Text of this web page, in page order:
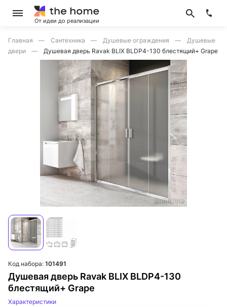
От идеи до реализации
Главная Сантехника Душевые ограждения
Душевые
двери
Душевая дверь Ravak BLIX BLDP4-130 блестящий+ Grape
Душевая дверь Ravak BLIX BLDP4-130
блестящий+ Grape
Код набора: 101491
Характеристики